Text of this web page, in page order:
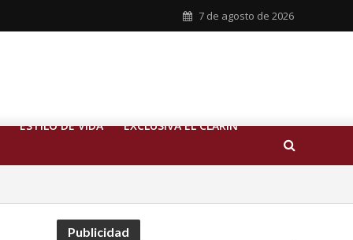
7 de agosto de 2026
ESTILO DE VIDA EXCLUSIVA EL CLARIN
Publicidad